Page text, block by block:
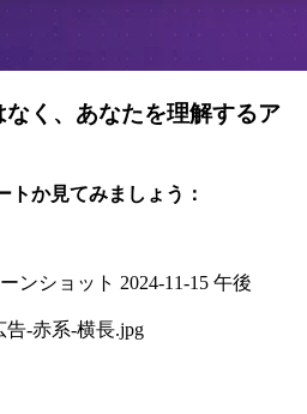
く、あなたを理解するア
か見てみましょう：
ンショット 2024-11-15 午後
告-赤系-横長.jpg